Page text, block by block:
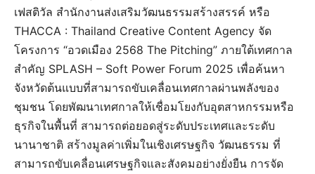
เฟสติวัล สำนักงานส่งเสริมวัฒนธรรมสร้างสรรค์ หรือ
THACCA : Thailand Creative Content Agency จัด
โครงการ “อวดเมือง 2568 The Pitching” ภายใต้เทศกาล
สำคัญ SPLASH – Soft Power Forum 2025 เพื่อค้นหา
จังหวัดต้นแบบที่สามารถขับเคลื่อนเทศกาลผ่านพลังของ
ชุมชน โดยพัฒนาเทศกาลให้เชื่อมโยงกับอุตสาหกรรมหรือ
ธุรกิจในพื้นที่ สามารถต่อยอดสู่ระดับประเทศและระดับ
นานาชาติ สร้างมูลค่าเพิ่มในเชิงเศรษฐกิจ วัฒนธรรม ที่
สามารถขับเคลื่อนเศรษฐกิจและสังคมอย่างยั่งยืน การจัด